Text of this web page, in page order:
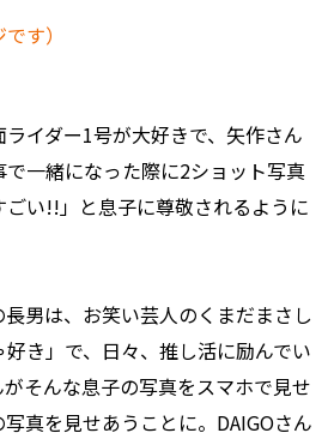
イダー1号が大好きで、矢作さん
一緒になった際に2ショット写真
い!!」と息子に尊敬されるように
男は、お笑い芸人のくまだまさし
き」で、日々、推し活に励んでい
そんな息子の写真をスマホで見せ
真を見せあうことに。DAIGOさん